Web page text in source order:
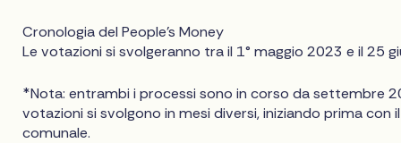
Cronologia del People's Money
Le votazioni si svolgeranno tra il 1° maggio 2023 e il 25
*Nota: entrambi i processi sono in corso da settembre
votazioni si svolgono in mesi diversi, iniziando prima con
comunale.